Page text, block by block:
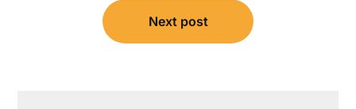
Next post